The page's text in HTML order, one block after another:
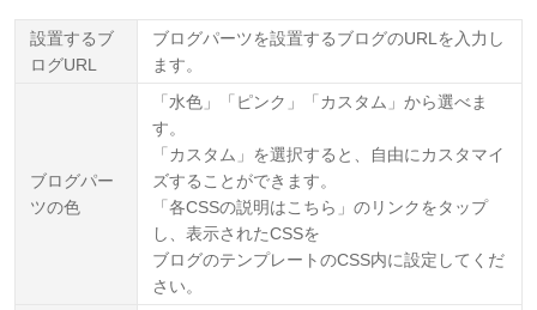
設置するブ
ログURL
ブログパーツを設置するブログのURLを入力し
ます。
ブログパー
ツの色
「水色」「ピンク」「カスタム」から選べま
す。
「カスタム」を選択すると、自由にカスタマイ
ズすることができます。
「各CSSの説明はこちら」のリンクをタップ
し、表示されたCSSを
ブログのテンプレートのCSS内に設定してくだ
さい。